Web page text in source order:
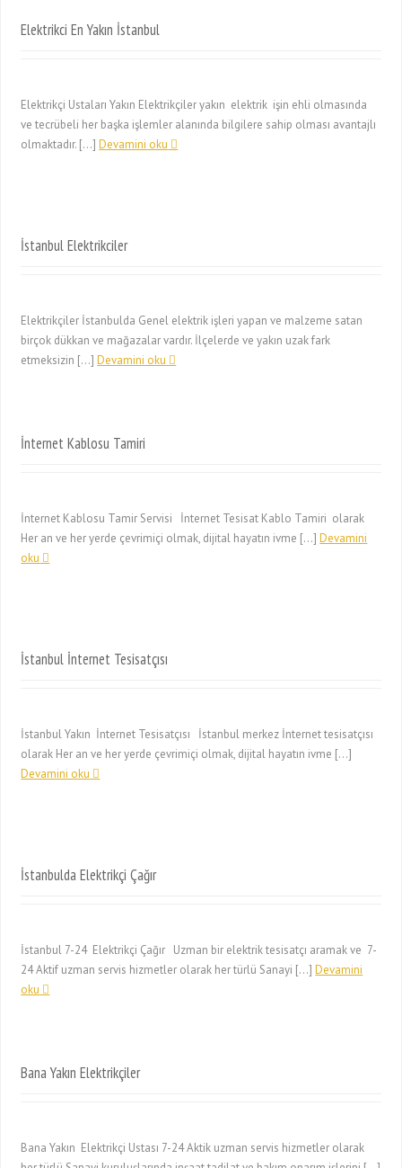
Elektrikci En Yakın İstanbul
Elektrikçi Ustaları Yakın Elektrikçiler yakın elektrik işin ehli olmasında
ve tecrübeli her başka işlemler alanında bilgilere sahip olması avantajlı
olmaktadır. […]Devamini oku
İstanbul Elektrikciler
Elektrikçiler İstanbulda Genel elektrik işleri yapan ve malzeme satan
birçok dükkan ve mağazalar vardır. İlçelerde ve yakın uzak fark
etmeksizin […]Devamini oku
İnternet Kablosu Tamiri
İnternet Kablosu Tamir Servisi İnternet Tesisat Kablo Tamiri olarak
Her an ve her yerde çevrimiçi olmak, dijital hayatın ivme […]Devamini
oku
İstanbul İnternet Tesisatçısı
İstanbul Yakın İnternet Tesisatçısı İstanbul merkez İnternet tesisatçısı
olarak Her an ve her yerde çevrimiçi olmak, dijital hayatın ivme […]
Devamini oku
İstanbulda Elektrikçi Çağır
İstanbul 7-24 Elektrikçi Çağır Uzman bir elektrik tesisatçı aramak ve 7-
24 Aktif uzman servis hizmetler olarak her türlü Sanayi […]Devamini
oku
Bana Yakın Elektrikçiler
Bana Yakın Elektrikçi Ustası 7-24 Aktik uzman servis hizmetler olarak